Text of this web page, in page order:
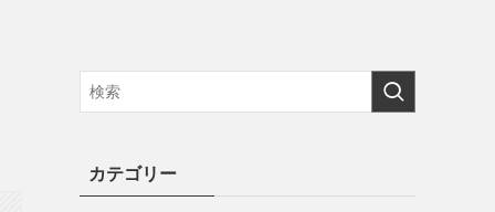
カテゴリー